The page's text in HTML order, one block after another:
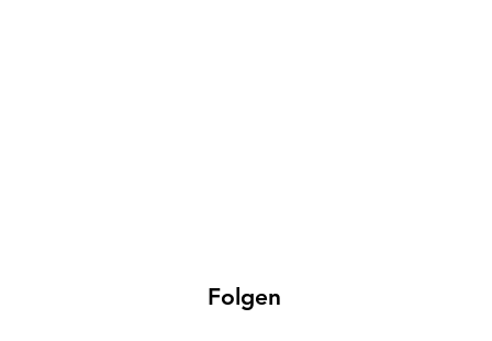
Folgen